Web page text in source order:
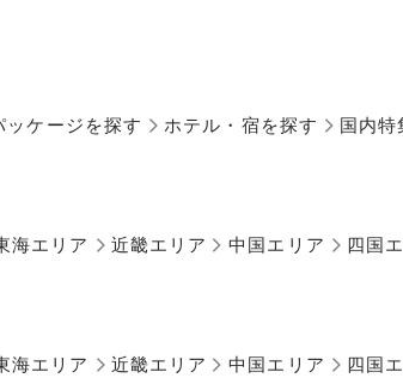
ッケージを探す ホテル・宿を探す 国内特
海エリア 近畿エリア 中国エリア 四国
海エリア 近畿エリア 中国エリア 四国